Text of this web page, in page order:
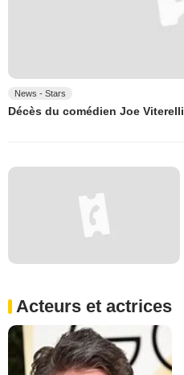
News - Stars
Décès du comédien Joe Viterelli
Acteurs et actrices